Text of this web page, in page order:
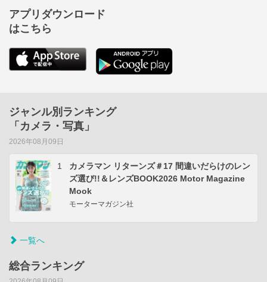
アプリダウンロード
はこちら
ジャンル別ランキング
「カメラ・写真」
2026年08月09日
1
カメラマン リターンズ＃17 間違いだらけのレン
ズ選び!!＆レンズBOOK2026 Motor Magazine
Mook
モーターマガジン社
一覧へ
総合ランキング